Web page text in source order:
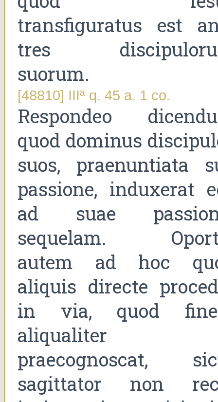
transfiguratus est
tres
suorum.
[48810] IIIª q. 45 a. 1 co.
Respondeo
quod dominus
suos, praenuntiata
passione, induxerat
ad suae
sequelam.
autem ad hoc
aliquis directe
in via, quod
aliqualiter
praecognoscat,
sagittator non